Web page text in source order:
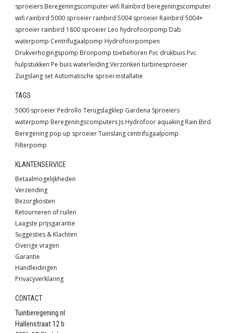
sproeiers Beregeningscomputer wifi Rainbird beregeningscomputer
wifi rainbird 5000 sproeier rainbird 5004 sproeier Rainbird 5004+
sproeier rainbird 1800 sproeier Leo hydrofoorpomp Dab
waterpomp Centrifugaalpomp Hydrofoorpompen
Drukverhogingspomp Bronpomp toebehoren Pvc drukbuis Pvc
hulpstukken Pe buis waterleidingVerzonken turbinesproeier
Zuigslang setAutomatische sproei installatie
TAGS
5000 sproeier Pedrollo Terugslagklep Gardena Sproeiers
waterpomp Beregeningscomputers Js Hydrofoor aquaking Rain Bird
Beregening pop up sproeierTuinslang centrifugaalpomp
Filterpomp
KLANTENSERVICE
Betaalmogelijkheden
Verzending
Bezorgkosten
Retourneren of ruilen
Laagste prijsgarantie
Suggesties & Klachten
Overige vragen
Garantie
Handleidingen
Privacyverklaring
CONTACT
Tuinberegening.nl
Hallenstraat 12 b